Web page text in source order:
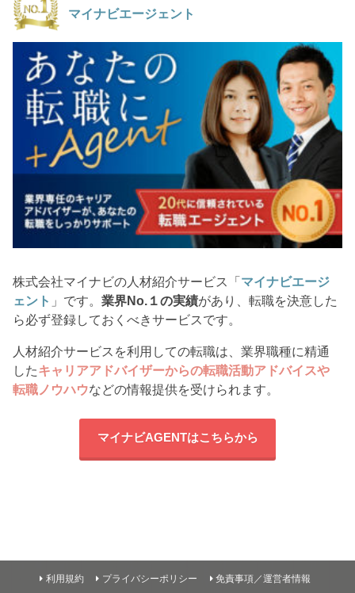
マイナビエージェント
株式会社マイナビの人材紹介サービス「マイナビエージ
ェント 」です。業界No.１の実績があり、転職を決意した
ら必ず登録しておくべきサービスです。
人材紹介サービスを利用しての転職は、業界職種に精通
したキャリアアドバイザーからの転職活動アドバイスや
転職ノウハウなどの情報提供を受けられます。
マイナビAGENTはこちらから
利用規約 プライバシーポリシー 免責事項／運営者情報